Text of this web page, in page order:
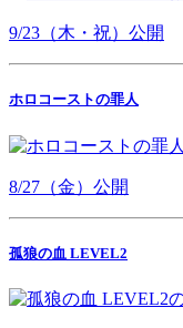
9/23（木・祝）公開
ホロコーストの罪人
8/27（金）公開
孤狼の血 LEVEL2